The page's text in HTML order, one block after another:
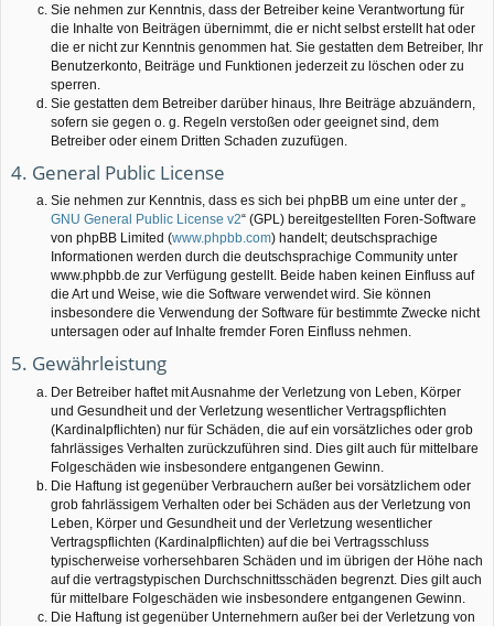
Sie nehmen zur Kenntnis, dass der Betreiber keine Verantwortung für
die Inhalte von Beiträgen übernimmt, die er nicht selbst erstellt hat oder
die er nicht zur Kenntnis genommen hat. Sie gestatten dem Betreiber, Ihr
Benutzerkonto, Beiträge und Funktionen jederzeit zu löschen oder zu
sperren.
Sie gestatten dem Betreiber darüber hinaus, Ihre Beiträge abzuändern,
sofern sie gegen o. g. Regeln verstoßen oder geeignet sind, dem
Betreiber oder einem Dritten Schaden zuzufügen.
4. General Public License
Sie nehmen zur Kenntnis, dass es sich bei phpBB um eine unter der „
GNU General Public License v2“ (GPL) bereitgestellten Foren-Software
von phpBB Limited (www.phpbb.com) handelt; deutschsprachige
Informationen werden durch die deutschsprachige Community unter
www.phpbb.de zur Verfügung gestellt. Beide haben keinen Einfluss auf
die Art und Weise, wie die Software verwendet wird. Sie können
insbesondere die Verwendung der Software für bestimmte Zwecke nicht
untersagen oder auf Inhalte fremder Foren Einfluss nehmen.
5. Gewährleistung
Der Betreiber haftet mit Ausnahme der Verletzung von Leben, Körper
und Gesundheit und der Verletzung wesentlicher Vertragspflichten
(Kardinalpflichten) nur für Schäden, die auf ein vorsätzliches oder grob
fahrlässiges Verhalten zurückzuführen sind. Dies gilt auch für mittelbare
Folgeschäden wie insbesondere entgangenen Gewinn.
Die Haftung ist gegenüber Verbrauchern außer bei vorsätzlichem oder
grob fahrlässigem Verhalten oder bei Schäden aus der Verletzung von
Leben, Körper und Gesundheit und der Verletzung wesentlicher
Vertragspflichten (Kardinalpflichten) auf die bei Vertragsschluss
typischerweise vorhersehbaren Schäden und im übrigen der Höhe nach
auf die vertragstypischen Durchschnittsschäden begrenzt. Dies gilt auch
für mittelbare Folgeschäden wie insbesondere entgangenen Gewinn.
Die Haftung ist gegenüber Unternehmern außer bei der Verletzung von